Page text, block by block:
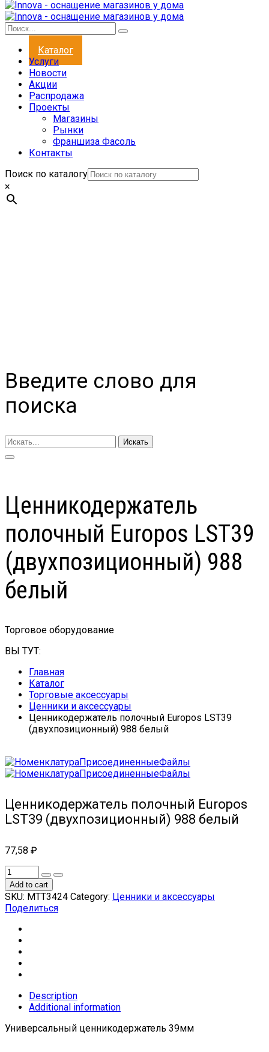
Каталог
Услуги
Новости
Акции
Распродажа
Проекты
Магазины
Рынки
Франшиза Фасоль
Контакты
Поиск по каталогу
×
Введите слово для
поиска
Искать
Ценникодержатель
полочный Europos LST39
(двухпозиционный) 988
белый
Торговое оборудование
ВЫ ТУТ:
Главная
Каталог
Торговые аксессуары
Ценники и аксессуары
Ценникодержатель полочный Europos LST39
(двухпозиционный) 988 белый
Ценникодержатель полочный Europos
LST39 (двухпозиционный) 988 белый
77,58 ₽
Add to cart
SKU: МТТ3424 Category: Ценники и аксессуары
Поделиться
Description
Additional information
Универсальный ценникодержатель 39мм